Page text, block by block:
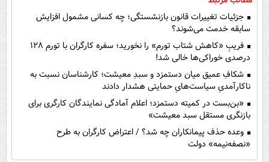
جزئیات تغییرات قانون بازنشستگی؛ چه کسانی مشمول افزایش
سابقه خدمت می‌شوند؟
فریبِ «کاهش شتاب تورم» را نخورید؛ سفره کارگران با تورم ۱۲۸
درصدی خوراکی‌ها خالی شد!
شکافِ عمیق میان دستمزد و سبدِ معیشت؛ کارشناسان نسبت به
ناکارآمدیِ سیاست‌هایِ حمایتی هشدار دادند
«بن‌بست در کمیته دستمزد؛ اعلام آمادگی نمایندگان کارگری برای
بازنگری مستقل سبد معیشت»
وعده حذف پیمانکاران چه شد؟ / اعتراض کارگران به طرح
«نصفه‌نیمه» دولت